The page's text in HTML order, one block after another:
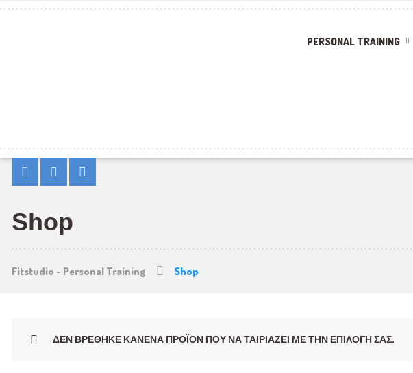
PERSONAL TRAINING
Shop
Fitstudio - Personal Training Shop
ΔΕΝ ΒΡΈΘΗΚΕ ΚΑΝΈΝΑ ΠΡΟΪΌΝ ΠΟΥ ΝΑ ΤΑΙΡΙΆΖΕΙ ΜΕ ΤΗΝ ΕΠΙΛΟΓΉ ΣΑΣ.